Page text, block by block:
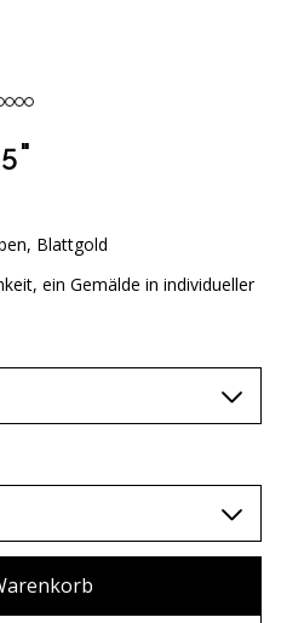
Blattgold
ein Gemälde in individueller